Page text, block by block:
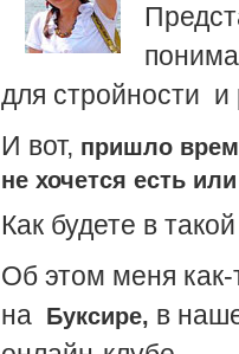
для стройности
И вот, пришло
не хочется есть
Как будете в
Об этом меня
на Буксире, в